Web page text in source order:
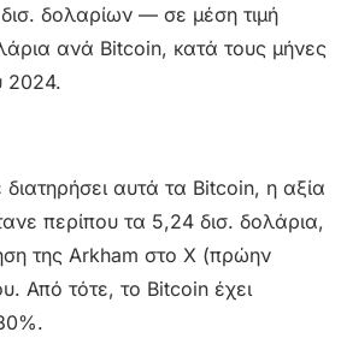
δολαρίων — σε μέση τιμή
ανά Bitcoin, κατά τους μήνες
2024.
αυτά τα Bitcoin, η αξία
περίπου τα 5,24 δισ. δολάρια,
της Arkham στο X (πρώην
Από τότε, το Bitcoin έχει